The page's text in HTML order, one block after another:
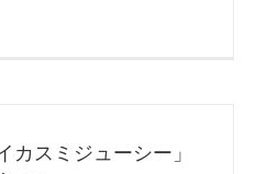
カスミジューシー」